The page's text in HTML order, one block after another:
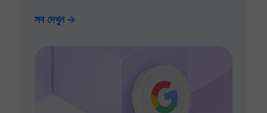
সব দেখুন